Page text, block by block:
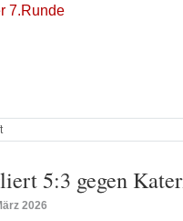
7.Runde
5:3 gegen
2026